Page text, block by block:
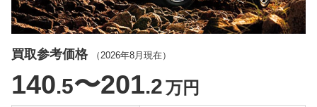
買取参考価格 （ 2026年8月 現在）
140.5〜201.2万円